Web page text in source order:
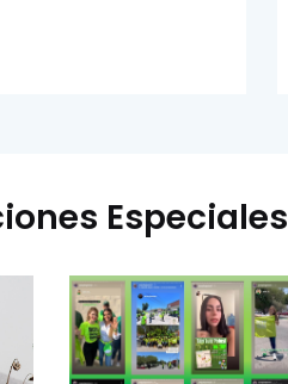
Especiales